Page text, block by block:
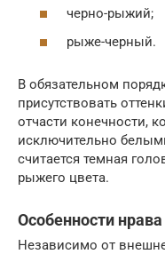
черно-рыжий;
рыже-черный.
В обязательном
присутствовать
отчасти конечности,
исключительно
считается темная
рыжего цвета.
Особенности нрава
Независимо от